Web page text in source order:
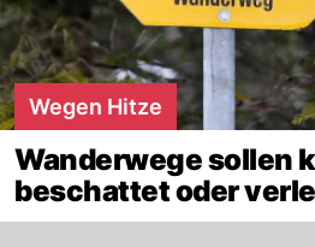
Wegen Hitze
Wanderwege sollen
beschattet oder